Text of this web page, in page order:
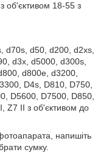
об'єктивом 18-55 з
d70s, d50, d200, d2xs,
d3x, d5000, d300s,
d800e, d3200,
D4s, D810, D750,
D5600, D7500, D850,
Z7 II з об'єктивом до
напишіть
сумку.